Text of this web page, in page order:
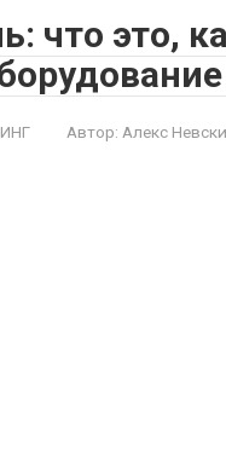
что это,
Автор: Алекс